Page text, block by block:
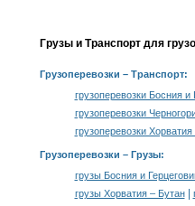
Грузы и Транспорт для
Грузоперевозки – Транспорт:
грузоперевозки Босния
грузоперевозки
грузоперевозки
Грузоперевозки – Грузы:
грузы Босния и
грузы Хорватия – Бутан|